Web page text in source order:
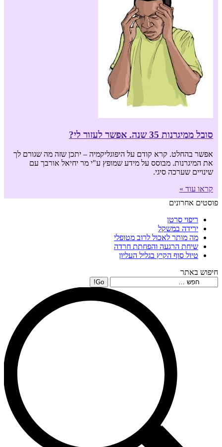
סובל ממיגרנות 35 שנה. אפשר לעזור לי?
אפשר בהחלט. קרא קודם על היפוגליקמיה – יתכן שזה מה שגורם לך
את המיגרנות. מבוסס על מידע שמופץ ע"י מר יחיאל אורבך עם
שינויים שערכה סיגי.
קראו עוד »
פוסטים אחרונים
ריפוי סרטן
ירידה במשקל
מה מותר לאכול לרוב מטופלי
שיחת הרגעה והפחתת חרדה
טיול סוף הקיץ בגליל העליון
חיפוש באתר
Search: